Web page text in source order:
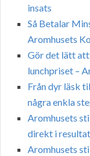
insats
Så Betalar
Aromhusets
Gör det lätt
lunchpriset –
Från dyr läsk
några enkla
Aromhusets
direkt i
Aromhusets